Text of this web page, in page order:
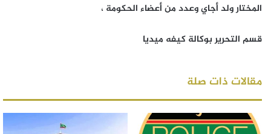
المختار ولد أجاي وعدد من أعضاء الحكومة ،
قسم التحرير بوكالة كيفه ميديا
مقالات ذات صلة